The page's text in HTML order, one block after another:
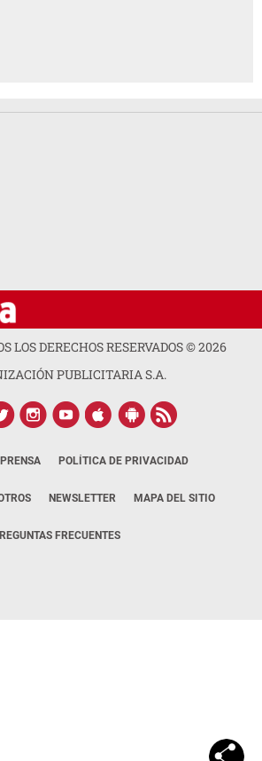
LOS DERECHOS RESERVADOS ©2026
PUBLICITARIA S.A.
POLÍTICA DE PRIVACIDAD
NEWSLETTER MAPA DEL SITIO
FRECUENTES